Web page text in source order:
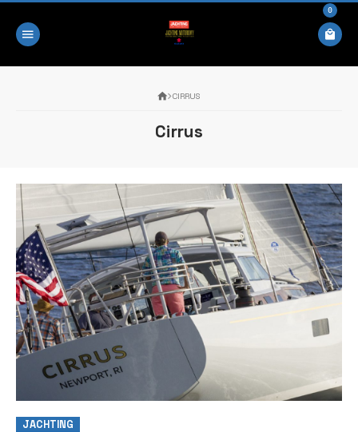
0
CIRRUS
Cirrus
JACHTING